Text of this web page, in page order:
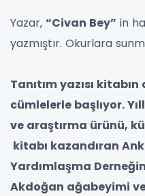
Yazar, “Civan Bey” in
yazmıştır. Okurlara
Tanıtım yazısı
cümlelerle başlıyor.
ve araştırma ürünü,
kitabı kazandıran
Yardımlaşma
Akdoğan ağabeyimi